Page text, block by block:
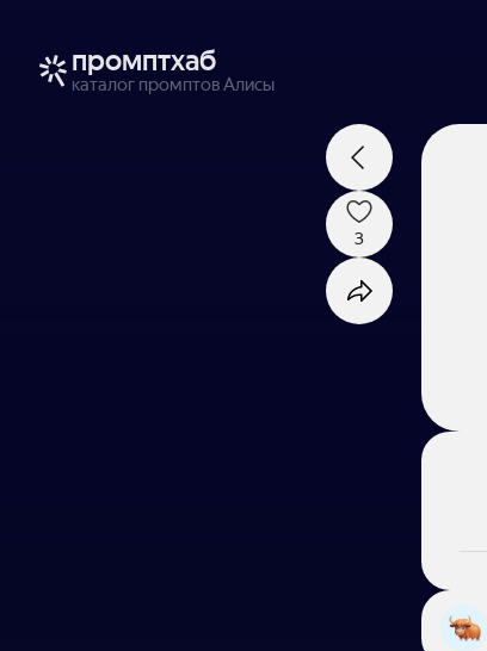
промптхаб
каталог промптов Алисы
3